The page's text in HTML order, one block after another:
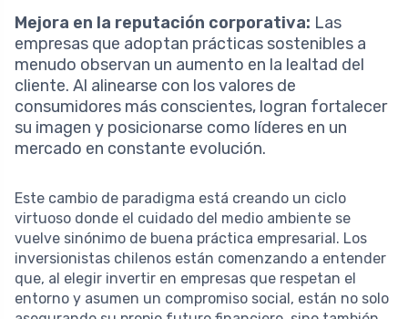
Mejora en la reputación corporativa: Las
empresas que adoptan prácticas sostenibles a
menudo observan un aumento en la lealtad del
cliente. Al alinearse con los valores de
consumidores más conscientes, logran fortalecer
su imagen y posicionarse como líderes en un
mercado en constante evolución.
Este cambio de paradigma está creando un ciclo
virtuoso donde el cuidado del medio ambiente se
vuelve sinónimo de buena práctica empresarial. Los
inversionistas chilenos están comenzando a entender
que, al elegir invertir en empresas que respetan el
entorno y asumen un compromiso social, están no solo